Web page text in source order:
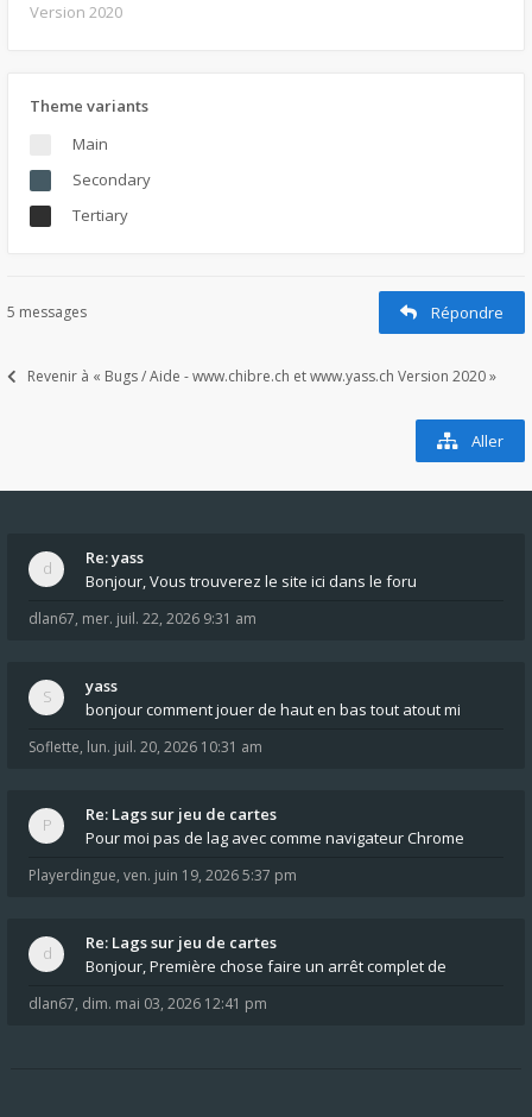
Version 2020
Theme variants
Main
Secondary
Tertiary
5 messages Répondre
Revenir à « Bugs / Aide - www.chibre.ch et www.yass.ch Version 2020 »
Aller
Re: yass
Bonjour, Vous trouverez le site ici dans le foru
dlan67, mer. juil. 22, 2026 9:31 am
yass
bonjour comment jouer de haut en bas tout atout mi
Soflette, lun. juil. 20, 2026 10:31 am
Re: Lags sur jeu de cartes
Pour moi pas de lag avec comme navigateur Chrome
Playerdingue, ven. juin 19, 2026 5:37 pm
Re: Lags sur jeu de cartes
Bonjour, Première chose faire un arrêt complet de
dlan67, dim. mai 03, 2026 12:41 pm